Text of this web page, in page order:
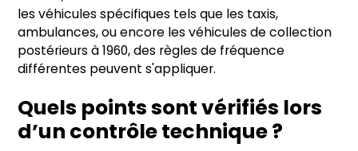
les véhicules spécifiques tels que les taxis,
ambulances, ou encore les véhicules de collection
postérieurs à 1960, des règles de fréquence
différentes peuvent s'appliquer.
Quels points sont vérifiés lors
d’un contrôle technique ?